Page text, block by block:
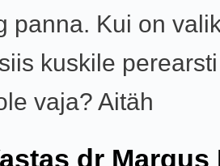
panna. Kui on
kuskile
vaja? Aitäh
dr Margus